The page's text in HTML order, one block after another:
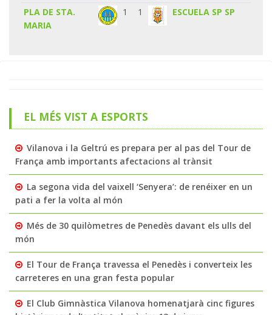
PLA DE STA.
MARIA
1 1 ESCUELA SP SP
EL MÉS VIST A ESPORTS
Vilanova i la Geltrú es prepara per al pas del Tour de
França amb importants afectacions al trànsit
La segona vida del vaixell ‘Senyera’: de renéixer en un
pati a fer la volta al món
Més de 30 quilòmetres de Penedès davant els ulls del
món
El Tour de França travessa el Penedès i converteix les
carreteres en una gran festa popular
El Club Gimnàstica Vilanova homenatjarà cinc figures